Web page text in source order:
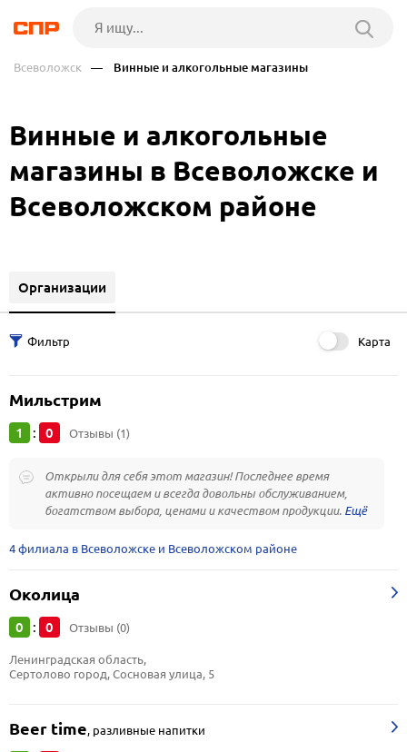
Всеволожск — Винные и алкогольные магазины
Винные и алкогольные
магазины в Всеволожске и
Всеволожском районе
Организации
Карта
Мильстрим
1 : 0 Отзывы (1)
Открыли для себя этот магазин! Последнее время
активно посещаем и всегда довольны обслуживанием,
богатством выбора, ценами и качеством продукции.
4 филиала в Всеволожске и Всеволожском районе
Околица
0 : 0 Отзывы (0)
Ленинградская область,
Сертолово город, Сосновая улица, 5
Beer time, разливные напитки